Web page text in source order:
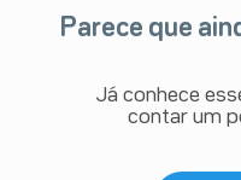
Parece que
Já conhece
contar um